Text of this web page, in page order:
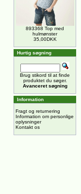
893368 Top med
hulmønster
35,00DKK
Hurtig søgning
Brug stikord til at finde
produktet du søger.
Avanceret søgning
Information
Fragt og returnering
Information om personlige
oplysninger
Kontakt os